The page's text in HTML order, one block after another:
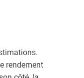
rendement